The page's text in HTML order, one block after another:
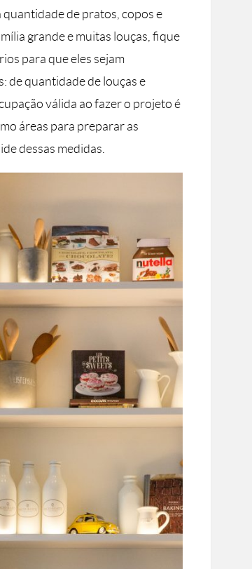
quantidade de pratos, copos e
grande e muitas louças, fique
para que eles sejam
de quantidade de louças e
válida ao fazer o projeto é
áreas para preparar as
dessas medidas.